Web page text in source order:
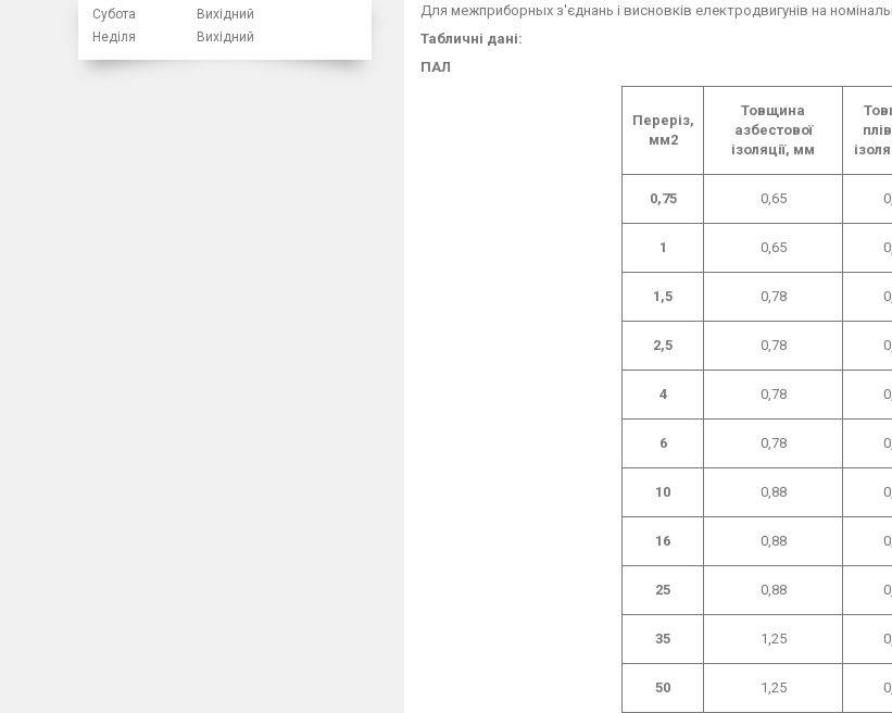
Для межприборных з'єднань і висновків електродвигунів на
Табличні дані:
ПАЛ
Переріз,
мм2
Товщина
азбестової
ізоляції, мм
0,75 0,65
1 0,65
1,5 0,78
2,5 0,78
4 0,78
6 0,78
10 0,88
16 0,88
25 0,88
35 1,25
50 1,25
Субота
Вихідний
Неділя
Вихідний